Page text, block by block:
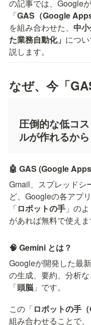
の記事では、Google
「GAS（Google
を組み合わせた、 中
た業務自動化」 につ
説します。
なぜ、今「
圧倒的な低コ
ルが作れるから
🤖 GAS (Google
Gmail、スプレッドシ
ど、Googleの各アプ
「ロボットの手 」の
があれば無料で使えま
🧠 Gemini とは？
Googleが開発した最
の生成、要約、分析
「頭脳 」です。
この「ロボットの手（
組み合わせることで